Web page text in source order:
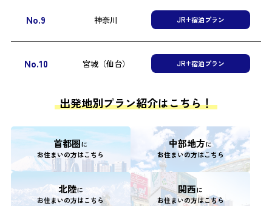
No.9 神奈川 JR+宿泊プラン
No.10 宮城（仙台） JR+宿泊プラン
出発地別プラン紹介はこちら！
首都圏に
お住まいの方はこちら
中部地方に
お住まいの方はこちら
北陸に
お住まいの方はこちら
関西に
お住まいの方はこちら